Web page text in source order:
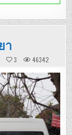
า
มอชิต
–
ยุธยา
3 46342